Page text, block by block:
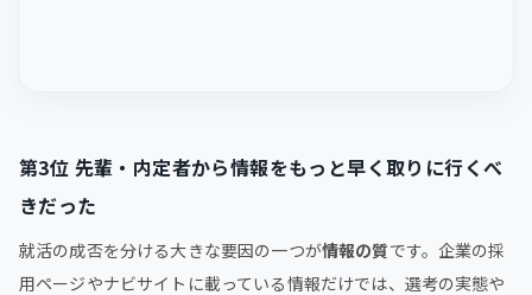
第3位 先輩・内定者から情報をもっと早く取りに行くべ
きだった
就活の成否を分ける大きな要因の一つが情報の質です。企業の採
用ページやナビサイトに載っている情報だけでは、選考の実態や